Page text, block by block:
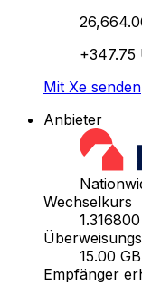
+347.75
Mit Xe senden
Anbieter
Wechselkurs
1.316800
15.00
Empfänger